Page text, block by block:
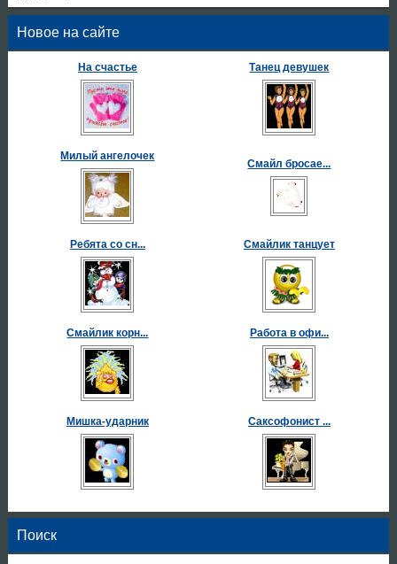
Новое на сайте
На счастье Танец девушек
Милый ангелочек
Смайл бросае...
Ребята со сн... Смайлик танцует
Смайлик корн... Работа в офи...
Мишка-ударник Саксофонист ...
Поиск